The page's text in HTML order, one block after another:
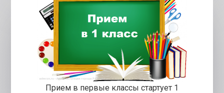
Прием в первые классы стартует 1